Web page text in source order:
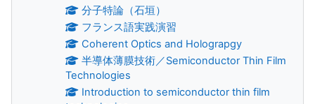
分子特論（石垣）
フランス語実践演習
Coherent Optics and Holograpgy
半導体薄膜技術／Semiconductor Thin Film
Technologies
Introduction to semiconductor thin film